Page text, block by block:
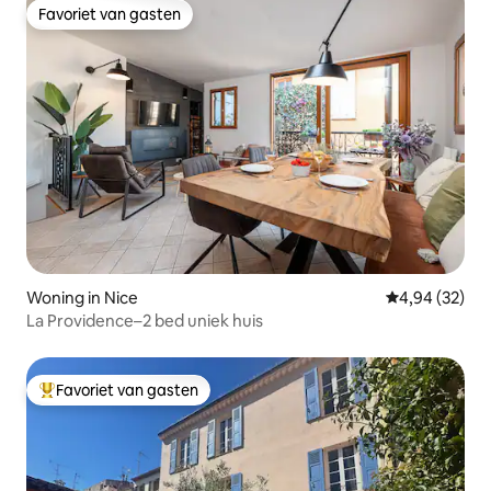
Favoriet van gasten
Favoriet van gasten
Woning in Nice Gemiddelde
4,94 (32)
La Providence–2 bed uniek huis
Topfavoriet van gasten
Favoriet van gasten